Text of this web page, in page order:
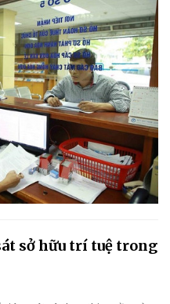
sở hữu trí tuệ trong